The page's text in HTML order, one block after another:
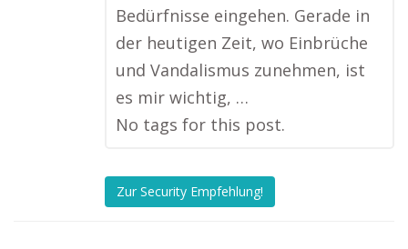
Bedürfnisse eingehen. Gerade in
der heutigen Zeit, wo Einbrüche
und Vandalismus zunehmen, ist
es mir wichtig, …
No tags for this post.
Zur Security Empfehlung!